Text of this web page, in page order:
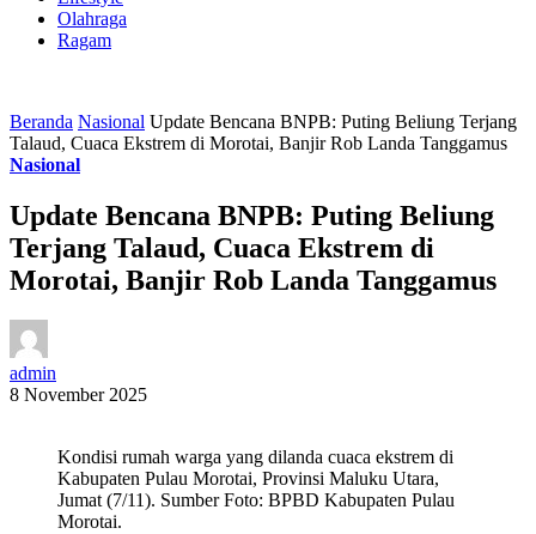
Olahraga
Ragam
Beranda Nasional Update Bencana BNPB: Puting Beliung Terjang
Talaud, Cuaca Ekstrem di Morotai, Banjir Rob Landa Tanggamus
Nasional
Update Bencana BNPB: Puting Beliung
Terjang Talaud, Cuaca Ekstrem di
Morotai, Banjir Rob Landa Tanggamus
admin
8 November 2025
Kondisi rumah warga yang dilanda cuaca ekstrem di
Kabupaten Pulau Morotai, Provinsi Maluku Utara,
Jumat (7/11). Sumber Foto: BPBD Kabupaten Pulau
Morotai.